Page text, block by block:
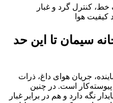
کنترل گرد و غبار
کیفیت هوا
سیمان تا این حد
جریان هوای داغ، ذرات
است. در چنین
نگه دارد و هم در برابر غبار